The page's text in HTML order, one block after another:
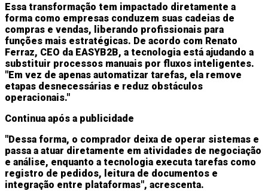
Essa transformação tem impactado diretamente a
forma como empresas conduzem suas cadeias de
compras e vendas, liberando profissionais para
funções mais estratégicas. De acordo com Renato
Ferraz, CEO da EASYB2B, a tecnologia está ajudando a
substituir processos manuais por fluxos inteligentes.
"Em vez de apenas automatizar tarefas, ela remove
etapas desnecessárias e reduz obstáculos
operacionais."
Continua após a publicidade
"Dessa forma, o comprador deixa de operar sistemas e
passa a atuar diretamente em atividades de negociação
e análise, enquanto a tecnologia executa tarefas como
registro de pedidos, leitura de documentos e
integração entre plataformas", acrescenta.